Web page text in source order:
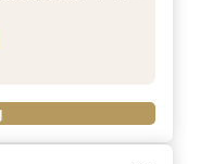
宴会場を見学×シェフ